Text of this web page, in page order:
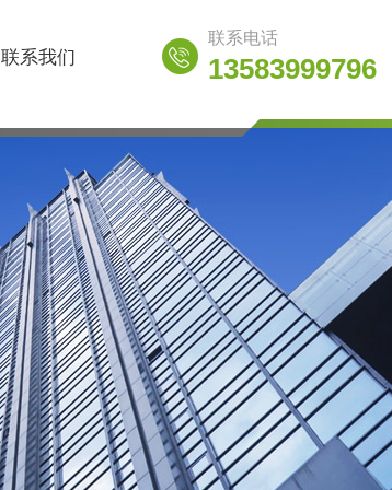
联系我们
联系电话
13583999796